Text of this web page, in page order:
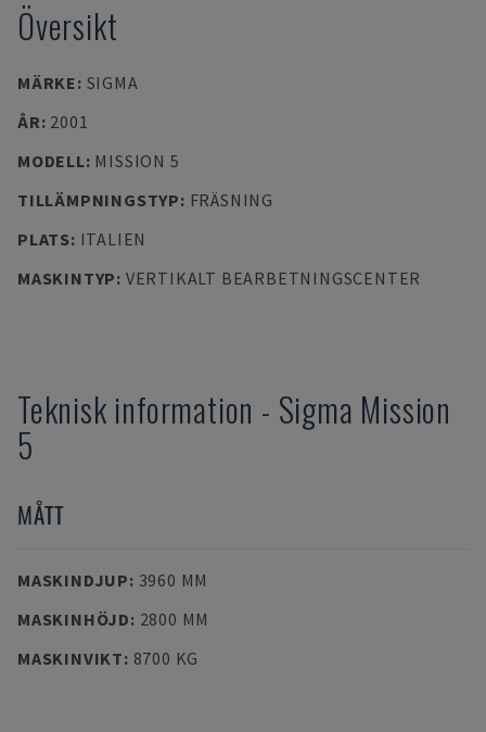
Översikt
MÄRKE: SIGMA
ÅR: 2001
MODELL: MISSION 5
TILLÄMPNINGSTYP: FRÄSNING
PLATS: ITALIEN
MASKINTYP: VERTIKALT BEARBETNINGSCENTER
Teknisk information - Sigma Mission
5
MÅTT
MASKINDJUP: 3960 MM
MASKINHÖJD: 2800 MM
MASKINVIKT: 8700 KG